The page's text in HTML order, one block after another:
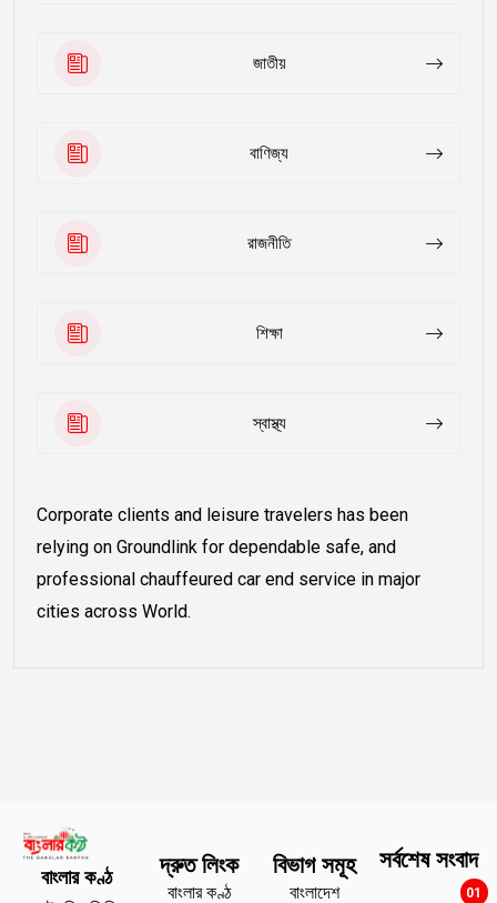
জাতীয়
বাণিজ্য
রাজনীতি
শিক্ষা
স্বাস্থ্য
Corporate clients and leisure travelers has been
relying on Groundlink for dependable safe, and
professional chauffeured car end service in major
cities across World.
বাংলার কণ্ঠ
দ্রুত লিংক
বাংলার কণ্ঠ
বিভাগ সমূহ
বাংলাদেশ
সর্বশেষ সংবাদ
01